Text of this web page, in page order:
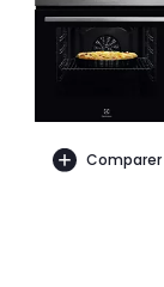
Comparer